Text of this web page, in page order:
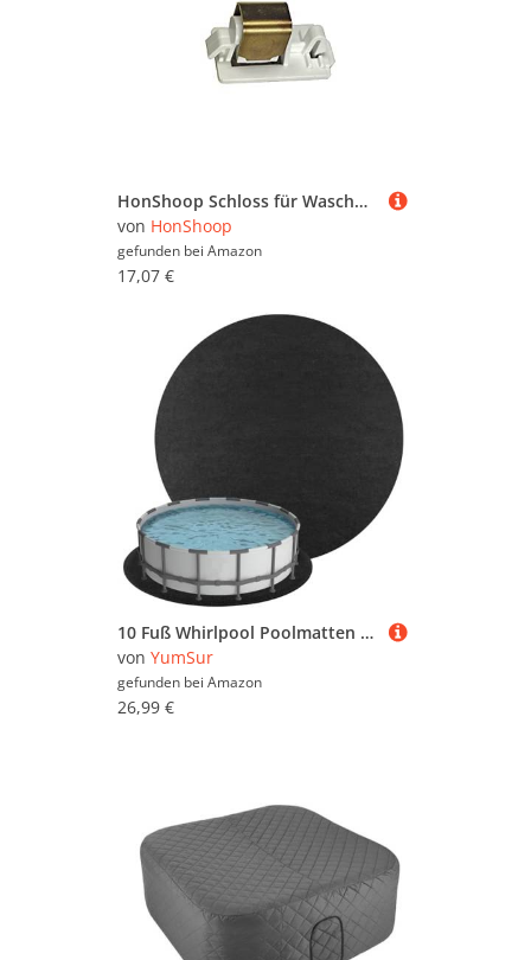
HonShoop Schloss für Waschmaschinentür (TR), passend für: Bauknecht, Ignis Whirlpool Orig. 481227138462
von HonShoop
gefunden bei Amazon
17,07 €
10 Fuß Whirlpool Poolmatten Schutzboden, Pool Bodenmatte,Outdoor Poolunterlage Poolmatten Schutzboden,Tragbares Spa Pool Zubehör, Verhindert Löcher Und Verlängert Die Lebensdauer(rund 3M)
von YumSur
gefunden bei Amazon
26,99 €